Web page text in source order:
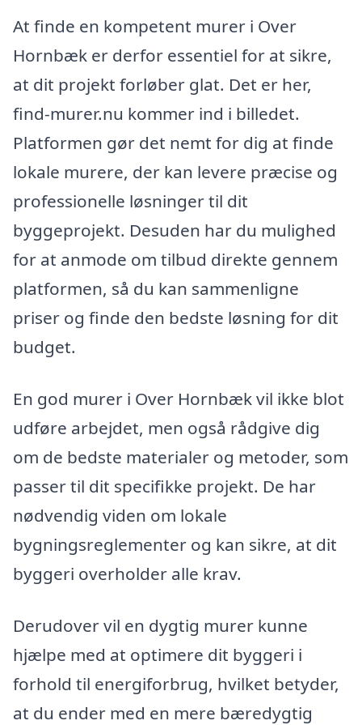
At finde en kompetent murer i Over
Hornbæk er derfor essentiel for at sikre,
at dit projekt forløber glat. Det er her,
find-murer.nu kommer ind i billedet.
Platformen gør det nemt for dig at finde
lokale murere, der kan levere præcise og
professionelle løsninger til dit
byggeprojekt. Desuden har du mulighed
for at anmode om tilbud direkte gennem
platformen, så du kan sammenligne
priser og finde den bedste løsning for dit
budget.
En god murer i Over Hornbæk vil ikke blot
udføre arbejdet, men også rådgive dig
om de bedste materialer og metoder, som
passer til dit specifikke projekt. De har
nødvendig viden om lokale
bygningsreglementer og kan sikre, at dit
byggeri overholder alle krav.
Derudover vil en dygtig murer kunne
hjælpe med at optimere dit byggeri i
forhold til energiforbrug, hvilket betyder,
at du ender med en mere bæredygtig